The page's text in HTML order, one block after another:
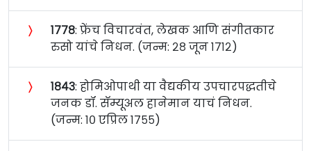
〉 १७७८: फ्रेंच विचारवंत, लेखक आणि संगीतकार
रुसो यांचे निधन. (जन्म: २८ जून १७१२)
〉 १८४३: होमिओपाथी या वैद्यकीय उपचारपद्धतीचे
जनक डॉ. सॅम्यूअल हानेमान याचं निधन.
(जन्म: १० एप्रिल १७५५)